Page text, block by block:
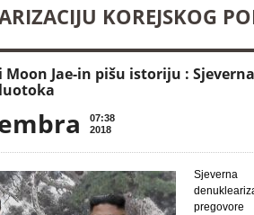
KOREJSKOG
Moon Jae-in pišu istoriju :
07:38
2018
Sjeverna
pregovore